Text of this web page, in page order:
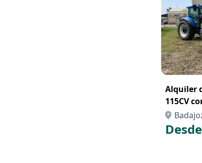
Alquiler
115CV